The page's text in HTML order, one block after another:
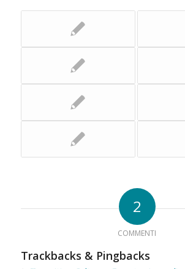
2
COMMENTI
Trackbacks & Pingbacks